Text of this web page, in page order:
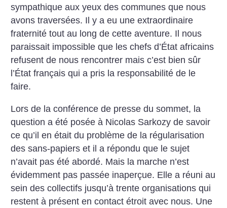
sympathique aux yeux des communes que nous
avons traversées. Il y a eu une extraordinaire
fraternité tout au long de cette aventure. Il nous
paraissait impossible que les chefs d’État africains
refusent de nous rencontrer mais c’est bien sûr
l’État français qui a pris la responsabilité de le
faire.
Lors de la conférence de presse du sommet, la
question a été posée à Nicolas Sarkozy de savoir
ce qu’il en était du problème de la régularisation
des sans-papiers et il a répondu que le sujet
n’avait pas été abordé. Mais la marche n’est
évidemment pas passée inaperçue. Elle a réuni au
sein des collectifs jusqu’à trente organisations qui
restent à présent en contact étroit avec nous. Une